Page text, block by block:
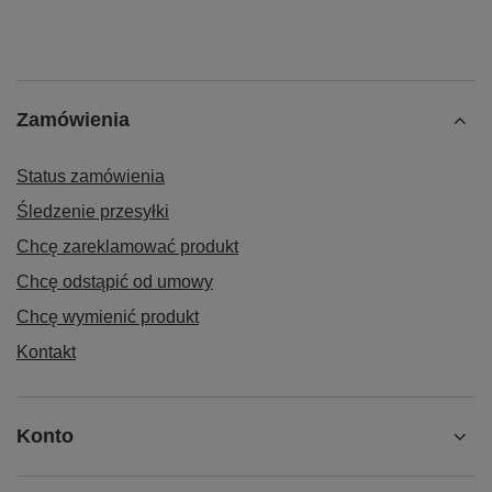
Zamówienia
Status zamówienia
Śledzenie przesyłki
Chcę zareklamować produkt
Chcę odstąpić od umowy
Chcę wymienić produkt
Kontakt
Konto